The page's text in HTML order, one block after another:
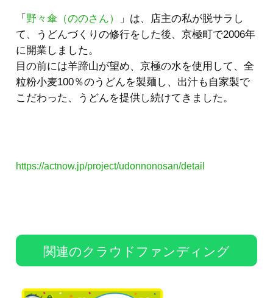
「 野々傘（ののさん）
」は、店主の私が脱サラし
て、うどんづくりの修行をした後、京極町で2006年
に開業しました。
目の前には羊蹄山が望め、京極の水を使用して、全
粒粉小麦100％のうどんを製麺し、出汁も自家製で
こだわった、うどんを提供し続けてきました。
https://actnow.jp/project/udonnonosan/detail
関連のクラウドファンディング